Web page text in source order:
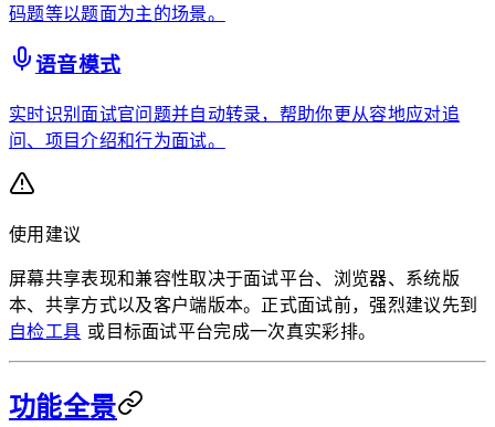
码题等以题面为主的场景。
语音模式
实时识别面试官问题并自动转录，帮助你更从容地应对追
问、项目介绍和行为面试。
使用建议
屏幕共享表现和兼容性取决于面试平台、浏览器、系统版
本、共享方式以及客户端版本。正式面试前，强烈建议先到
自检工具 或目标面试平台完成一次真实彩排。
功能全景